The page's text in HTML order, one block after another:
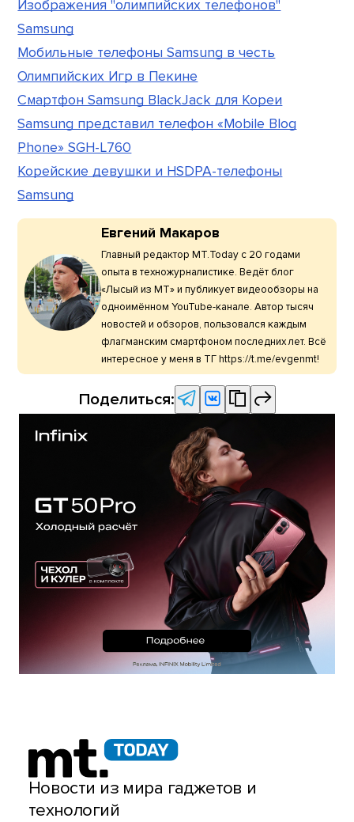
Изображения "олимпийских телефонов"
Samsung
Мобильные телефоны Samsung в честь
Олимпийских Игр в Пекине
Смартфон Samsung BlackJack для Кореи
Samsung представил телефон «Mobile Blog
Phone» SGH-L760
Корейские девушки и HSDPA-телефоны
Samsung
Евгений Макаров
Главный редактор МТ.Today с 20 годами
опыта в техножурналистике. Ведёт блог
«Лысый из МТ» и публикует видеообзоры на
одноимённом YouTube-канале. Автор тысяч
новостей и обзоров, пользовался каждым
флагманским смартфоном последних лет. Всё
интересное у меня в ТГ https://t.me/evgenmt!
Поделиться:
Новости из мира гаджетов и
технологий